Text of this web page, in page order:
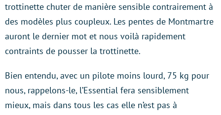
trottinette chuter de manière sensible contrairement à
des modèles plus coupleux. Les pentes de Montmartre
auront le dernier mot et nous voilà rapidement
contraints de pousser la trottinette.
Bien entendu, avec un pilote moins lourd, 75 kg pour
nous, rappelons-le, l’Essential fera sensiblement
mieux, mais dans tous les cas elle n’est pas à